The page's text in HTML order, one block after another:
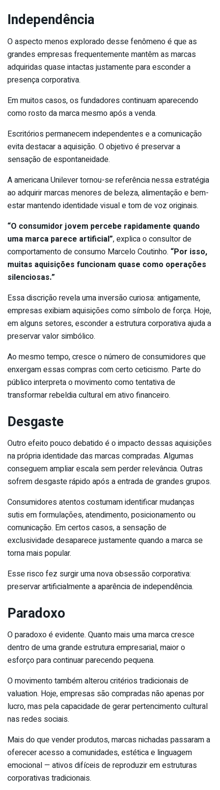
Independência
O aspecto menos explorado desse fenômeno é que as
grandes empresas frequentemente mantêm as marcas
adquiridas quase intactas justamente para esconder a
presença corporativa.
Em muitos casos, os fundadores continuam aparecendo
como rosto da marca mesmo após a venda.
Escritórios permanecem independentes e a comunicação
evita destacar a aquisição. O objetivo é preservar a
sensação de espontaneidade.
A americana Unilever tornou-se referência nessa estratégia
ao adquirir marcas menores de beleza, alimentação e bem-
estar mantendo identidade visual e tom de voz originais.
“O consumidor jovem percebe rapidamente quando
uma marca parece artificial”, explica o consultor de
comportamento de consumo Marcelo Coutinho. “Por isso,
muitas aquisições funcionam quase como operações
silenciosas.”
Essa discrição revela uma inversão curiosa: antigamente,
empresas exibiam aquisições como símbolo de força. Hoje,
em alguns setores, esconder a estrutura corporativa ajuda a
preservar valor simbólico.
Ao mesmo tempo, cresce o número de consumidores que
enxergam essas compras com certo ceticismo. Parte do
público interpreta o movimento como tentativa de
transformar rebeldia cultural em ativo financeiro.
Desgaste
Outro efeito pouco debatido é o impacto dessas aquisições
na própria identidade das marcas compradas. Algumas
conseguem ampliar escala sem perder relevância. Outras
sofrem desgaste rápido após a entrada de grandes grupos.
Consumidores atentos costumam identificar mudanças
sutis em formulações, atendimento, posicionamento ou
comunicação. Em certos casos, a sensação de
exclusividade desaparece justamente quando a marca se
torna mais popular.
Esse risco fez surgir uma nova obsessão corporativa:
preservar artificialmente a aparência de independência.
Paradoxo
O paradoxo é evidente. Quanto mais uma marca cresce
dentro de uma grande estrutura empresarial, maior o
esforço para continuar parecendo pequena.
O movimento também alterou critérios tradicionais de
valuation. Hoje, empresas são compradas não apenas por
lucro, mas pela capacidade de gerar pertencimento cultural
nas redes sociais.
Mais do que vender produtos, marcas nichadas passaram a
oferecer acesso a comunidades, estética e linguagem
emocional — ativos difíceis de reproduzir em estruturas
corporativas tradicionais.